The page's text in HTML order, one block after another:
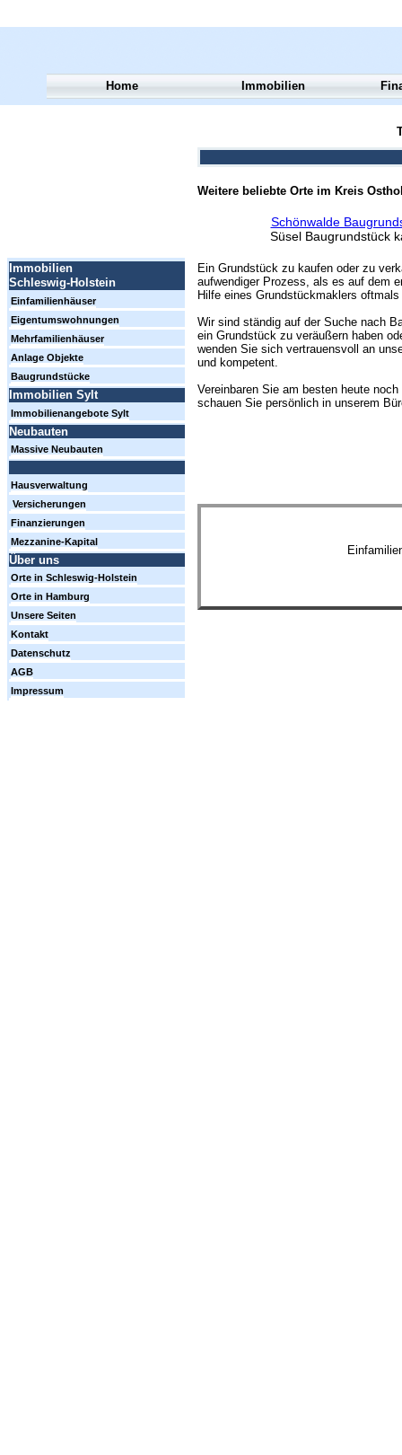
Weitere beliebte Orte im Kreis
Schönwalde
Süsel Baugrundstück
Ein Grundstück zu kaufen oder zu
aufwendiger Prozess, als es auf dem
Hilfe eines Grundstückmaklers
Wir sind ständig auf der Suche nach
ein Grundstück zu veräußern haben
wenden Sie sich vertrauensvoll an
und kompetent.
Vereinbaren Sie am besten heute
schauen Sie persönlich in unserem
Home Immobilien
Immobilien
Schleswig-Holstein
Einfamilienhäuser
Eigentumswohnungen
Mehrfamilienhäuser
Anlage Objekte
Baugrundstücke
Immobilien Sylt
Immobilienangebote Sylt
Neubauten
Massive Neubauten
Hausverwaltung
Versicherungen
Finanzierungen
Mezzanine-Kapital
Über uns
Orte in Schleswig-Holstein
Orte in Hamburg
Unsere Seiten
Kontakt
Datenschutz
AGB
Impressum